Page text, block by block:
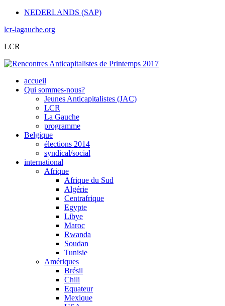
NEDERLANDS (SAP)
lcr-lagauche.org
LCR
accueil
Qui sommes-nous?
Jeunes Anticapitalistes (JAC)
LCR
La Gauche
programme
Belgique
élections 2014
syndical/social
international
Afrique
Afrique du Sud
Algérie
Centrafrique
Egypte
Libye
Maroc
Rwanda
Soudan
Tunisie
Amériques
Brésil
Chili
Equateur
Mexique